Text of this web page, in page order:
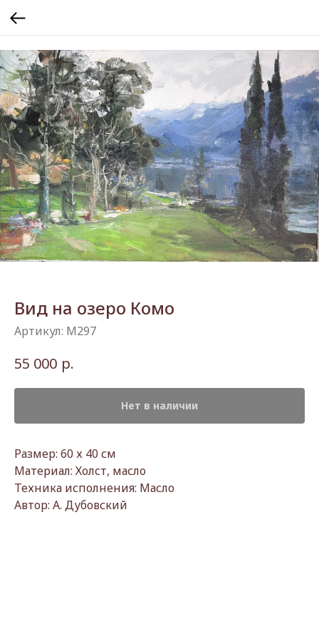
Вид на озеро Комо
Артикул: М297
55 000 р.
Нет в наличии
Размер: 60 х 40 см
Материал: Холст, масло
Техника исполнения: Масло
Автор: А. Дубовский